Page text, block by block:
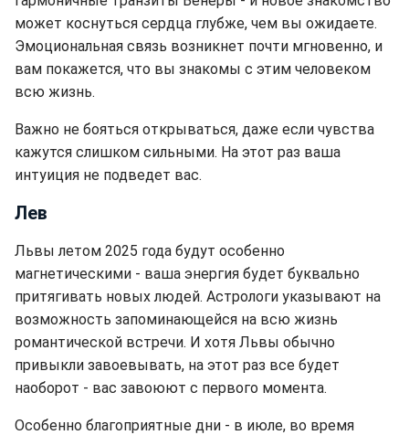
может коснуться сердца глубже, чем вы ожидаете.
Эмоциональная связь возникнет почти мгновенно, и
вам покажется, что вы знакомы с этим человеком
всю жизнь.
Важно не бояться открываться, даже если чувства
кажутся слишком сильными. На этот раз ваша
интуиция не подведет вас.
Лев
Львы летом 2025 года будут особенно
магнетическими - ваша энергия будет буквально
притягивать новых людей. Астрологи указывают на
возможность запоминающейся на всю жизнь
романтической встречи. И хотя Львы обычно
привыкли завоевывать, на этот раз все будет
наоборот - вас завоюют с первого момента.
Особенно благоприятные дни - в июле, во время